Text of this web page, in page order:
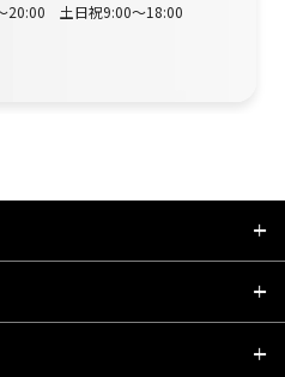
20:00 土日祝9:00～18:00